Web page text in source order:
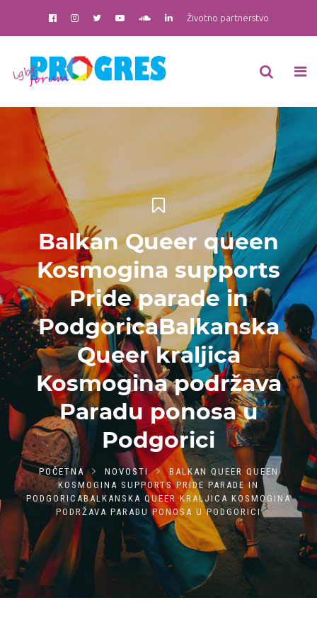
Životno partnerstvo
Balkan Queer queen
Kosmogina supports
Pride parade in
PodgoricaBalkanska
Queer kraljica
Kosmogina podržava
Paradu ponosa u
Podgorici
POČETNA NOVOSTI
BALKAN QUEER QUEEN
KOSMOGINA SUPPORTS PRIDE PARADE IN
PODGORICABALKANSKA QUEER KRALJICA KOSMOGINA
PODRŽAVA PARADU PONOSA U PODGORICI